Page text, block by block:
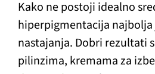
Kako ne postoji idealno
hiperpigmentacija najbolja
nastajanja. Dobri rezultati
pilinzima, kremama za